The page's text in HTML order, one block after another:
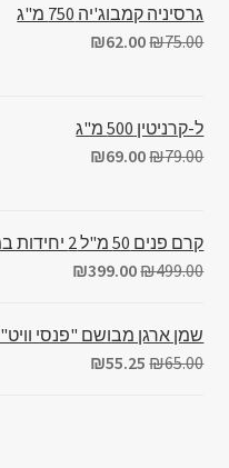
גרסיניה קמבוג'יה 750 מ"ג
₪75.00
₪62.00
ל-קרניטין 500 מ"ג
₪79.00
₪69.00
קרם פנים 50 מ"ל 2 יחידות במבצע 399 ש"ח
₪499.00
₪399.00
שמן ארגן מבושם "פנסי וויט" 30 מ"ל
₪65.00
₪55.25